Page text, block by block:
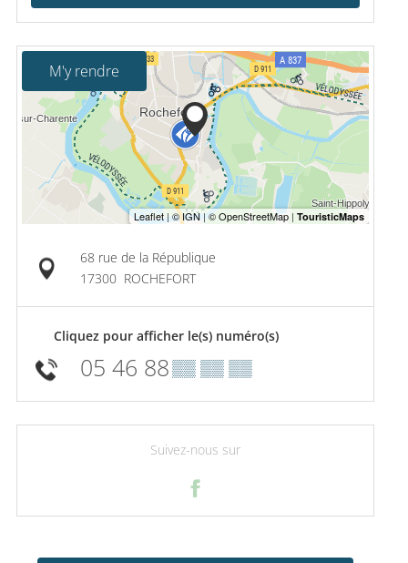
M'y rendre
68 rue de la République
17300 ROCHEFORT
Cliquez pour afficher le(s) numéro(s)
05 46 88▒▒ ▒▒ ▒▒
Suivez-nous sur